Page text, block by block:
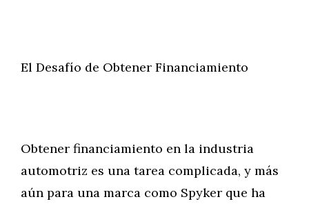
El Desafío de Obtener Financiamiento
Obtener financiamiento en la industria
automotriz es una tarea complicada, y más
aún para una marca como Spyker que ha